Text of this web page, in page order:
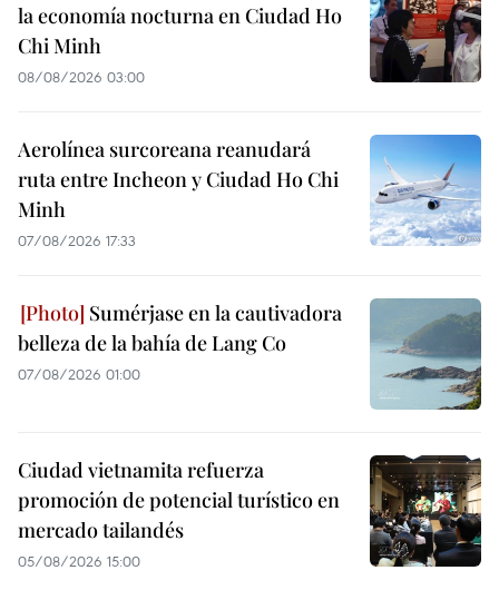
la economía nocturna en Ciudad Ho
Chi Minh
08/08/2026 03:00
Aerolínea surcoreana reanudará
ruta entre Incheon y Ciudad Ho Chi
Minh
07/08/2026 17:33
Sumérjase en la cautivadora
belleza de la bahía de Lang Co
07/08/2026 01:00
Ciudad vietnamita refuerza
promoción de potencial turístico en
mercado tailandés
05/08/2026 15:00